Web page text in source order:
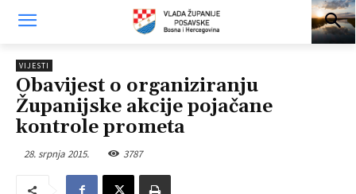
VIJESTI
Obavijest o organiziranju
Županijske akcije pojačane
kontrole prometa
28. srpnja 2015. 3787